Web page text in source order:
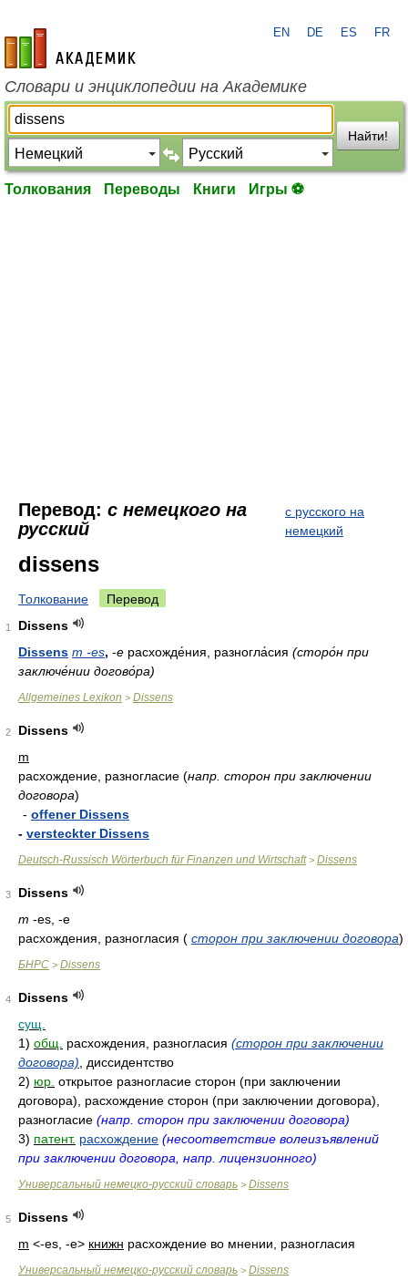
academic.ru
EN DE ES FR
Словари и энциклопедии на Академике
Найти!
Толкования Переводы Книги Игры ⚽
Перевод: с немецкого на
русский
с русского на
немецкий
dissens
Толкование Перевод
1
Dissens
Dissens m -es, -е расхожде́ния, разногла́сия (сторо́н при
заключе́нии догово́ра)
Allgemeines Lexikon > Dissens
2
Dissens
m
расхождение, разногласие (напр. сторон при заключении
договора)
- offener Dissens
- versteckter Dissens
Deutsch-Russisch Wörterbuch für Finanzen und Wirtschaft> Dissens
3
Dissens
m -es, -e
расхождения, разногласия ( сторон при заключении договора)
БНРС > Dissens
4
Dissens
сущ.
1) общ. расхождения, разногласия (сторон при заключении
договора) , диссидентство
2) юр. открытое разногласие сторон (при заключении
договора), расхождение сторон (при заключении договора),
разногласие (напр. сторон при заключении договора)
3) патент. расхождение (несоответствие волеизъявлений
при заключении договора, напр. лицензионного)
Универсальный немецко-русский словарь > Dissens
5
Dissens
m <-es, -e> книжн расхождение во мнении, разногласия
Универсальный немецко-русский словарь > Dissens